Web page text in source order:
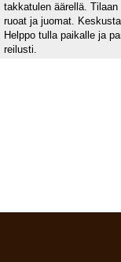
takkatulen äärellä.
ruoat ja juomat.
Helppo tulla paikalle ja
reilusti.